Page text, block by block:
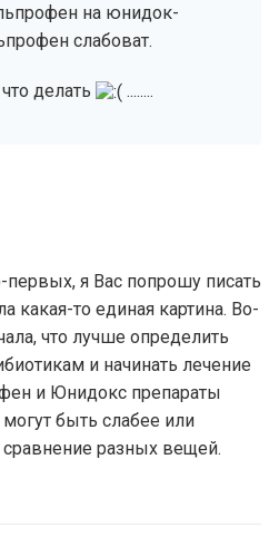
на юнидок-
слабоват.
делать ........
я Вас попрошу писать
какая-то единая картина. Во-
что лучше определить
и начинать лечение
и Юнидокс препараты
быть слабее или
сравнение разных вещей.